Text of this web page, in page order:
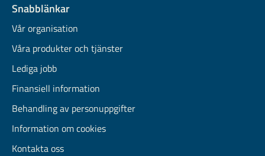
Snabblänkar
Vår organisation
Våra produkter och tjänster
Lediga jobb
Finansiell information
Behandling av personuppgifter
Information om cookies
Kontakta oss